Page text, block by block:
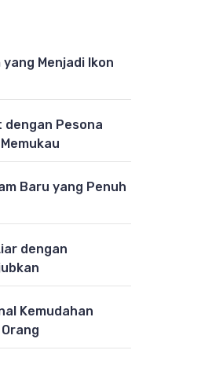
Menjadi Ikon
dengan Pesona
Baru yang Penuh
dengan
Kemudahan